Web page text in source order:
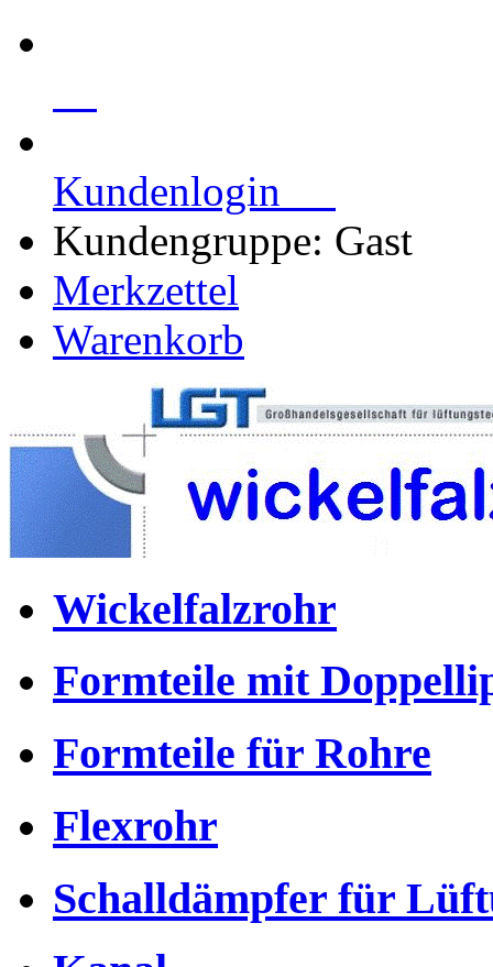
Kundenlogin
Kundengruppe: Gast
Merkzettel
Warenkorb
Wickelfalzrohr
Formteile mit
Formteile für Rohre
Flexrohr
Schalldämpfer für